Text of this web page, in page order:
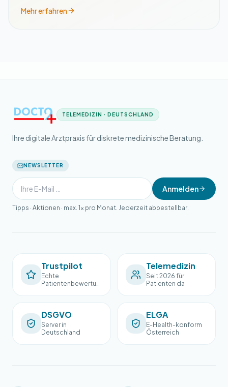
Mehr erfahren
TELEMEDIZIN · DEUTSCHLAND
Ihre digitale Arztpraxis für diskrete medizinische Beratung.
NEWSLETTER
Anmelden
Tipps · Aktionen · max. 1× pro Monat. Jederzeit abbestellbar.
Trustpilot
Echte
Patientenbewertun
Telemedizin
Seit 2026 für
Patienten da
DSGVO
Server in
Deutschland
ELGA
E-Health-konform
Österreich